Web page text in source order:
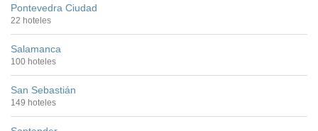
Pontevedra Ciudad
22 hoteles
Salamanca
100 hoteles
San Sebastián
149 hoteles